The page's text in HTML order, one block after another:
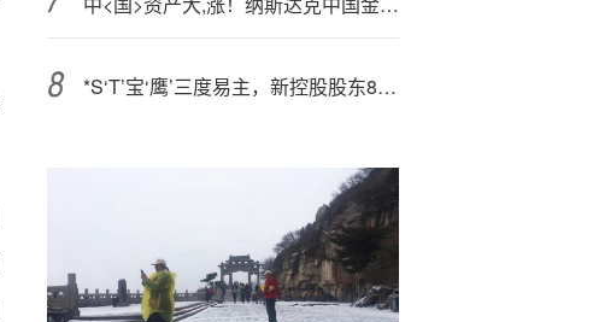
*S‘T’宝‘鹰’三度易主，新控股股东8亿募资补血，拟跨界光电半导体